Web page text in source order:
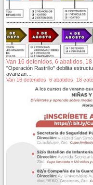
Van 16 detenidos, 6 abatidos,
"Operación Rastrillo" debilita
avanzan…
Van 16 detenidos, 6 abatidos, 18